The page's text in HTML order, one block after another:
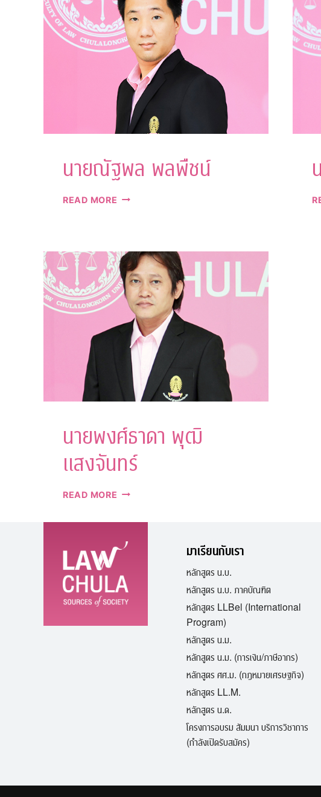
นายณัฐพล พลพืชน์
READ MORE นาย
พืช
น์
นายพงศ์ธาดา พุฒิ
แสงจันทร์
READ MORE นาย
ธาดา
แสงจันทร์
มาเรียนกับเรา
หลักสูตร น.บ.
หลักสูตร น.บ. ภาคบัณฑิต
หลักสูตร LLBel (International
Program)
หลักสูตร น.ม.
หลักสูตร น.ม. (การเงิน/ภาษีอากร)
หลักสูตร ศศ.ม. (กฎหมายเศรษฐกิจ)
หลักสูตร LL.M.
หลักสูตร น.ด.
โครงการอบรม สัมมนา บริการวิชาการ
(กำลังเปิดรับสมัคร)